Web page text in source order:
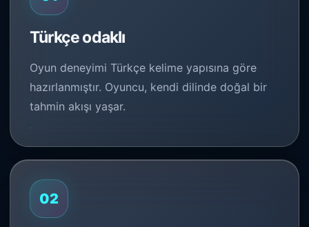
Türkçe odaklı
Oyun deneyimi Türkçe kelime yapısına göre
hazırlanmıştır. Oyuncu, kendi dilinde doğal bir
tahmin akışı yaşar.
02